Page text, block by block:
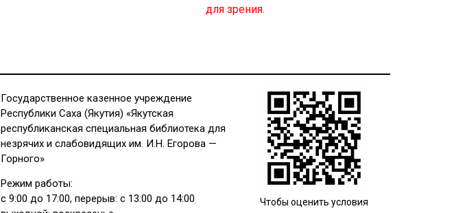
для зрения.
Государственное казенное учреждение
Республики Саха (Якутия) «Якутская
республиканская специальная библиотека для
незрячих и слабовидящих им. И.Н. Егорова —
Горного»
Режим работы:
с 9:00 до 17:00, перерыв: с 13:00 до 14:00
Чтобы оценить условия